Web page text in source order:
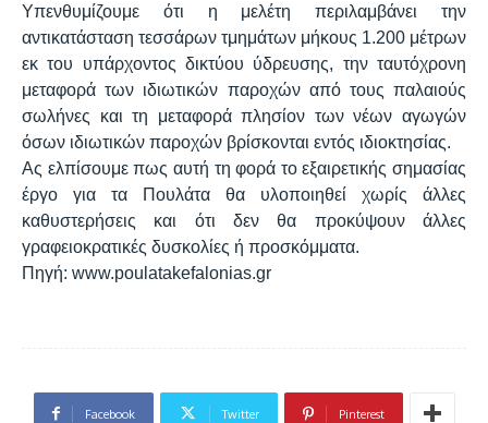
Υπενθυμίζουμε ότι η μελέτη περιλαμβάνει την
αντικατάσταση τεσσάρων τμημάτων μήκους 1.200 μέτρων
εκ του υπάρχοντος δικτύου ύδρευσης, την ταυτόχρονη
μεταφορά των ιδιωτικών παροχών από τους παλαιούς
σωλήνες και τη μεταφορά πλησίον των νέων αγωγών
όσων ιδιωτικών παροχών βρίσκονται εντός ιδιοκτησίας.
Ας ελπίσουμε πως αυτή τη φορά το εξαιρετικής σημασίας
έργο για τα Πουλάτα θα υλοποιηθεί χωρίς άλλες
καθυστερήσεις και ότι δεν θα προκύψουν άλλες
γραφειοκρατικές δυσκολίες ή προσκόμματα.
Πηγή: www.poulatakefalonias.gr
Facebook Twitter Pinterest